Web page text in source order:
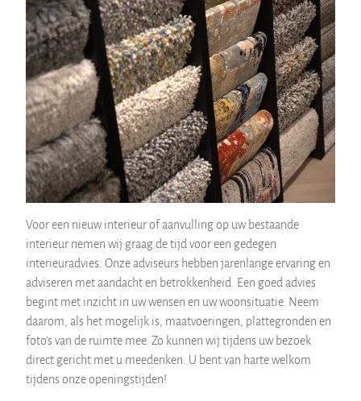
Voor een nieuw interieur of aanvulling op uw bestaande
interieur nemen wij graag de tijd voor een gedegen
interieuradvies. Onze adviseurs hebben jarenlange ervaring en
adviseren met aandacht en betrokkenheid. Een goed advies
begint met inzicht in uw wensen en uw woonsituatie. Neem
daarom, als het mogelijk is, maatvoeringen, plattegronden en
foto’s van de ruimte mee. Zo kunnen wij tijdens uw bezoek
direct gericht met u meedenken. U bent van harte welkom
tijdens onze openingstijden!